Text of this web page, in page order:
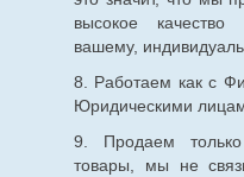
высокое качество
вашему,
8. Работаем как с
Юридическими
9. Продаем
товары, мы не